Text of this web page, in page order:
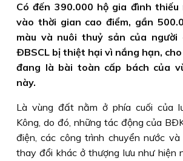
Có đến 390.000 hộ gia đình
vào thời gian cao điểm, gần
màu và nuôi thuỷ sản của người
ÐBSCL bị thiệt hại vì nắng hạn,
đang là bài toàn cấp bách của
này.
Là vùng đất nằm ở phía cuối của
Kông, do đó, những tác động của
điện, các công trình chuyển nước và
thay đổi khác ở thượng lưu như hiện